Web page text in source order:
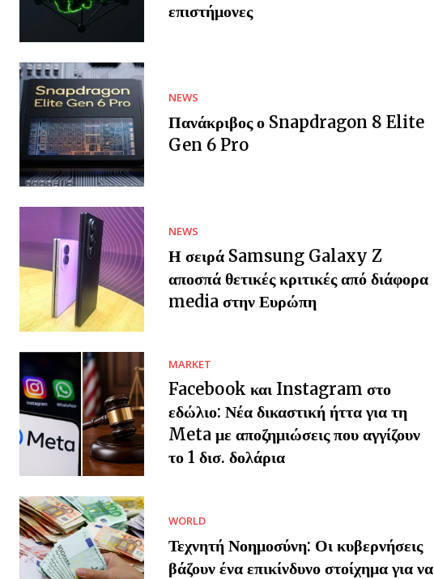
επιστήμονες
NEWS
Πανάκριβος ο Snapdragon 8 Elite
Gen 6 Pro
NEWS
Η σειρά Samsung Galaxy Z
αποσπά θετικές κριτικές από διάφορα
media στην Ευρώπη
MARKET
Facebook και Instagram στο
εδώλιο: Νέα δικαστική ήττα για τη
Meta με αποζημιώσεις που αγγίζουν
το 1 δισ. δολάρια
WORLD
Τεχνητή Νοημοσύνη: Οι κυβερνήσεις
βάζουν ένα επικίνδυνο στοίχημα για να